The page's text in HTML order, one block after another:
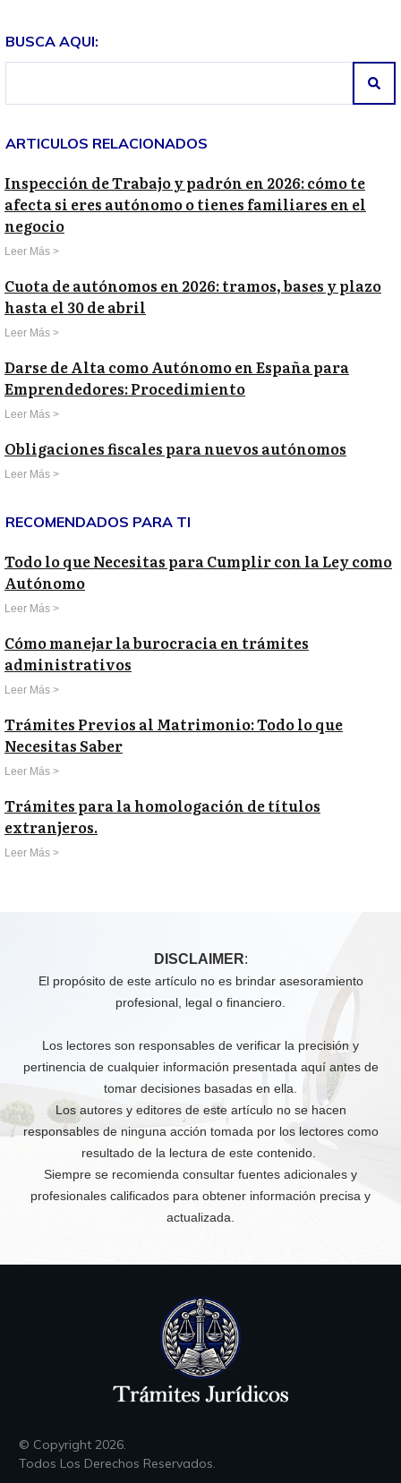
BUSCA AQUI:
ARTICULOS RELACIONADOS
Inspección de Trabajo y padrón en 2026: cómo te
afecta si eres autónomo o tienes familiares en el
negocio
Leer Más >
Cuota de autónomos en 2026: tramos, bases y plazo
hasta el 30 de abril
Leer Más >
Darse de Alta como Autónomo en España para
Emprendedores: Procedimiento
Leer Más >
Obligaciones fiscales para nuevos autónomos
Leer Más >
RECOMENDADOS PARA TI
Todo lo que Necesitas para Cumplir con la Ley como
Autónomo
Leer Más >
Cómo manejar la burocracia en trámites
administrativos
Leer Más >
Trámites Previos al Matrimonio: Todo lo que
Necesitas Saber
Leer Más >
Trámites para la homologación de títulos
extranjeros.
Leer Más >
DISCLAIMER:
El propósito de este artículo no es brindar asesoramiento
profesional, legal o financiero.
Los lectores son responsables de verificar la precisión y
pertinencia de cualquier información presentada aquí antes de
tomar decisiones basadas en ella.
Los autores y editores de este artículo no se hacen
responsables de ninguna acción tomada por los lectores como
resultado de la lectura de este contenido.
Siempre se recomienda consultar fuentes adicionales y
profesionales calificados para obtener información precisa y
actualizada.
© Copyright 2026.
Todos Los Derechos Reservados.